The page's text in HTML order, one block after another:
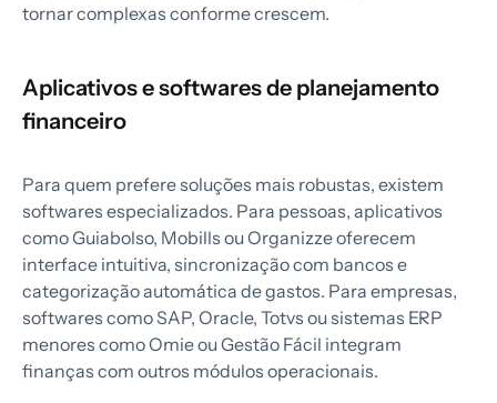
tornar complexas conforme crescem.
Aplicativos e softwares de planejamento
financeiro
Para quem prefere soluções mais robustas, existem
softwares especializados. Para pessoas, aplicativos
como Guiabolso, Mobills ou Organizze oferecem
interface intuitiva, sincronização com bancos e
categorização automática de gastos. Para empresas,
softwares como SAP, Oracle, Totvs ou sistemas ERP
menores como Omie ou Gestão Fácil integram
finanças com outros módulos operacionais.